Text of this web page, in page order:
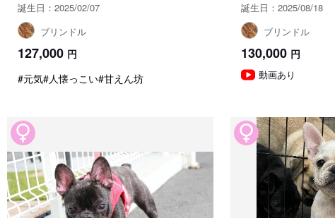
誕生日：2025/02/07
ブリンドル
127,000 円
#元気#人懐っこい#甘えん坊
誕生日：2025/08/18
ブリンドル
130,000 円
動画あり